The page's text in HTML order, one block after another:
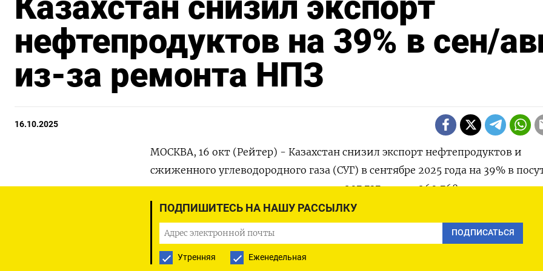
ПОДПИШИТЕСЬ НА НАШУ РАССЫЛКУ
ПОДПИСАТЬСЯ
Утренняя Еженедельная
нефтепродуктов на 39% в сен/
из-за ремонта НПЗ
16.10.2025
МОСКВА, 16 окт (Рейтер) - Казахстан снизил экспорт нефтепродуктов и
сжиженного углеводородного газа (СУГ) в сентябре 2025 года на 39% в
выражении относительно августа до 207.737 тонн с 269.768 тонн,
Ситуационно-аналитического центра топливно-энергетического
ТЭК РК) и расчеты Рейтер. По словам трейдеров, снижение связано с
выработки мазута, кокса и бензина в прошлом месяце на НПЗ Конденсат.
Основным экспортным продуктом для Казахстана остается мазут, который